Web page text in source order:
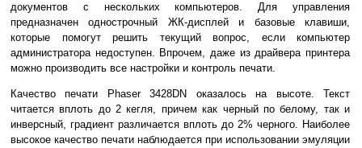
документов с нескольких компьютеров. Для управления
предназначен однострочный ЖК-дисплей и базовые клавиши,
которые помогут решить текущий вопрос, если компьютер
администратора недоступен. Впрочем, даже из драйвера принтера
можно производить все настройки и контроль печати.
Качество печати Phaser 3428DN оказалось на высоте. Текст
читается вплоть до 2 кегля, причем как черный по белому, так и
инверсный, градиент различается вплоть до 2% черного. Наиболее
высокое качество печати наблюдается при использовании эмуляции